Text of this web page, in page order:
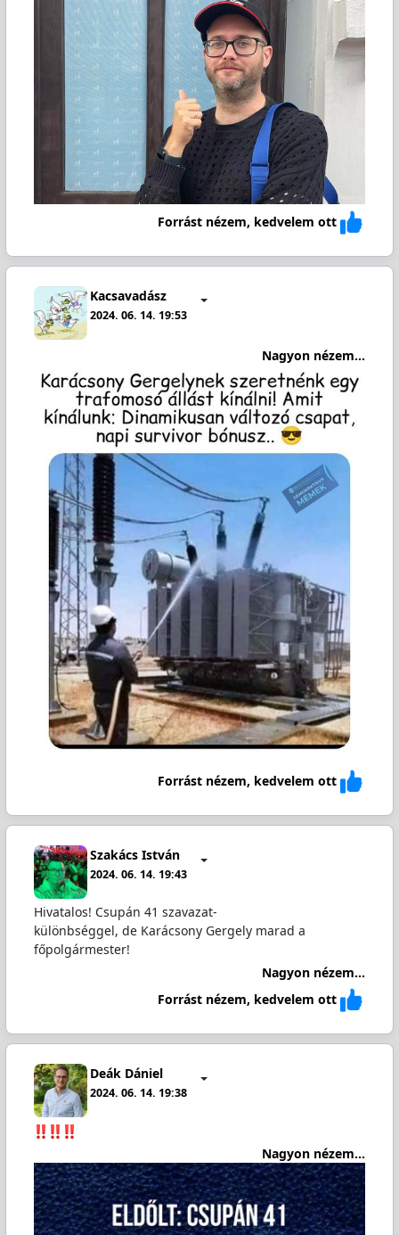
Forrást nézem, kedvelem ott
Kacsavadász
2024. 06. 14. 19:53
Nagyon nézem...
Forrást nézem, kedvelem ott
Szakács István
2024. 06. 14. 19:43
Hivatalos! Csupán 41 szavazat-
különbséggel, de Karácsony Gergely marad a
főpolgármester!
Nagyon nézem...
Forrást nézem, kedvelem ott
Deák Dániel
2024. 06. 14. 19:38
Nagyon nézem...